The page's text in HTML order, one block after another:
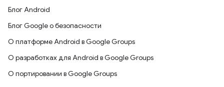
Блог Android
Блог Google о безопасности
О платформе Android в Google Groups
О разработках для Android в Google Groups
О портировании в Google Groups